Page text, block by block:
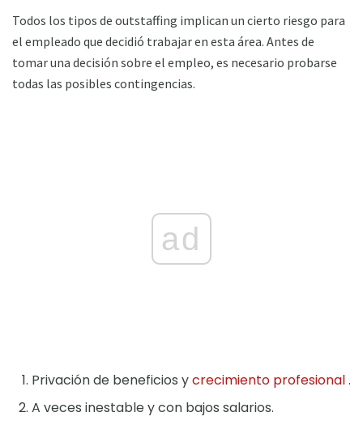
Todos los tipos de outstaffing implican un cierto riesgo para
el empleado que decidió trabajar en esta área. Antes de
tomar una decisión sobre el empleo, es necesario probarse
todas las posibles contingencias.
ad
Privación de beneficios ycrecimiento profesional.
A veces inestable y con bajos salarios.